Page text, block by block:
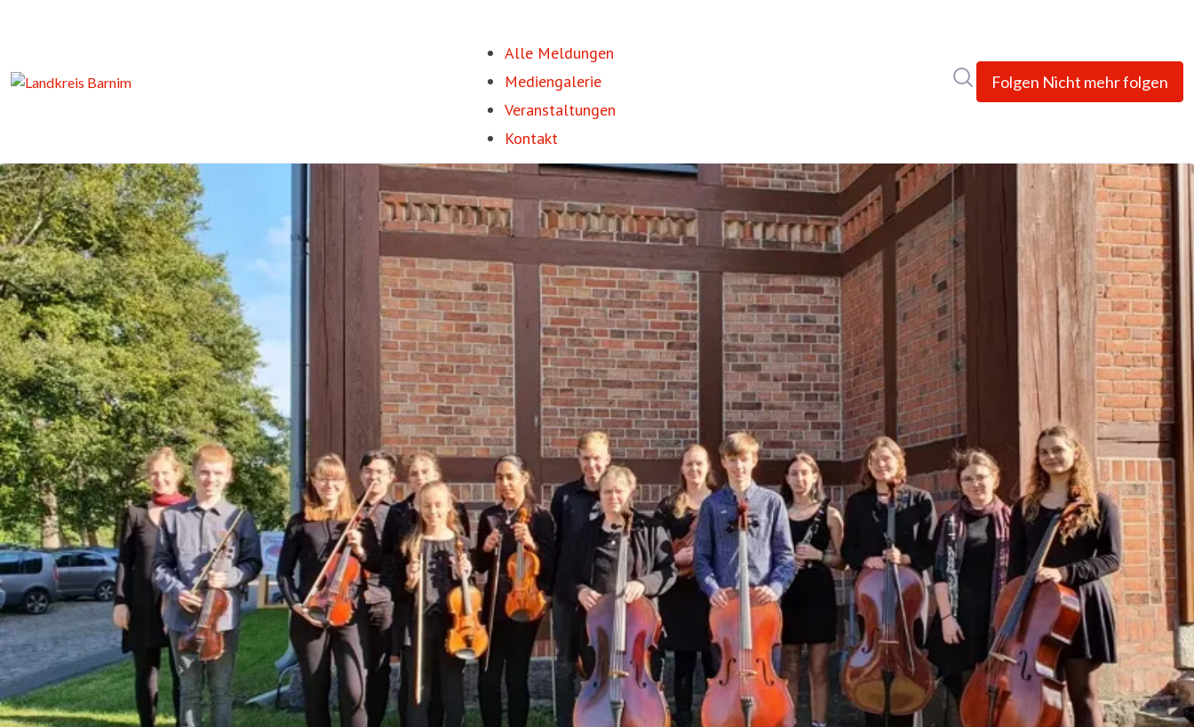
Alle Meldungen
Mediengalerie
Veranstaltungen
Kontakt
Folgen Nicht mehr folgen